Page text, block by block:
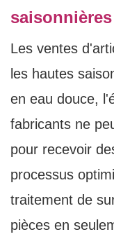
saisonnières
Les ventes
les hautes
en eau douce,
fabricants ne
pour recevoir
processus
traitement de
pièces en